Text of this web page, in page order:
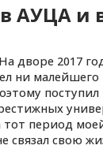
АУЦА и
дворе 2017
ни малейшего
тот период
связал свою